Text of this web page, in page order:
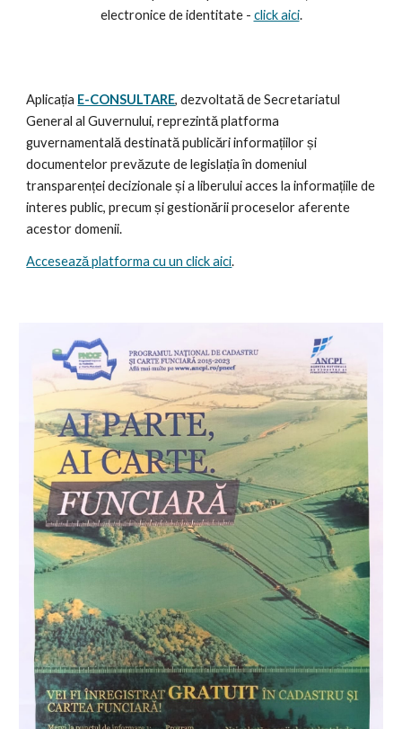
electronice de identitate - click aici.
Aplicația E-CONSULTARE, dezvoltată de Secretariatul
General al Guvernului, reprezintă platforma
guvernamentală destinată publicări informațiilor și
documentelor prevăzute de legislația în domeniul
transparenței decizionale și a liberului acces la informațiile de
interes public, precum și gestionării proceselor aferente
acestor domenii.
Accesează platforma cu un click aici.